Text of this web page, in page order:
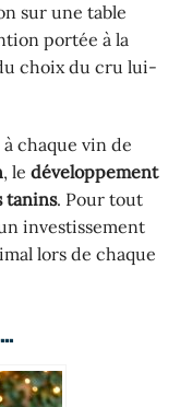
sur une table
portée à la
choix du cru lui-
chaque vin de
, le développement
tanins. Pour tout
investissement
lors de chaque